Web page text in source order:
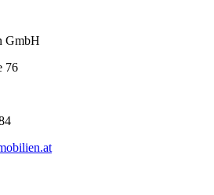
GmbH
76